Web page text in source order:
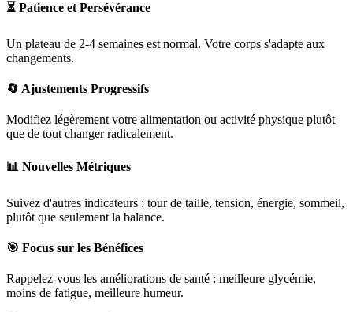
⏳ Patience et Persévérance
Un plateau de 2-4 semaines est normal. Votre corps s'adapte aux
changements.
🔄 Ajustements Progressifs
Modifiez légèrement votre alimentation ou activité physique plutôt
que de tout changer radicalement.
📊 Nouvelles Métriques
Suivez d'autres indicateurs : tour de taille, tension, énergie, sommeil,
plutôt que seulement la balance.
🎯 Focus sur les Bénéfices
Rappelez-vous les améliorations de santé : meilleure glycémie,
moins de fatigue, meilleure humeur.